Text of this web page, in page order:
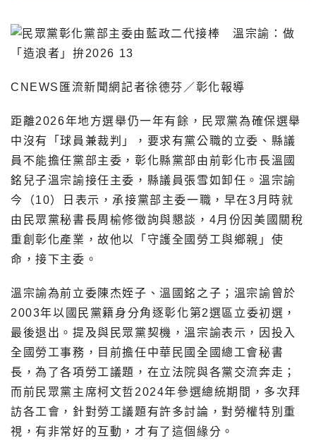
CNEWS匯流新聞網記者徐德芬／彰化報導
距離2026年地方選舉仍一年有餘，民眾黨為確保選舉
中沒有「球員兼裁判」，要求有黨公職的立委、縣議
員不能擔任黨部主委，彰化縣黨部由前彰化市長溫國
銘兒子溫宗諭接任主委，縣議員張雪如卸任。溫宗諭
今（10）日表示，承接黨部主委一職，早在3月時就
由民眾黨秘書長周榆修徵詢與懇談，4月份因美國關稅
重創彰化產業，故他以「守護全國勞工與鄉親」使
命，接下主委。
溫宗諭為前立委陳杰姪子、溫國銘之子；溫宗諭曾於
2003年以國民黨籍身分角逐彰化第2選區立委初選，
最後退出。提及與民眾黨契機，溫宗諭表示，因投入
全國勞工事務，目前擔任中華民國全國總工會秘書
長，為了各項勞工議題，在立法院與各黨交流奔走；
而前民眾黨主席柯文哲2024年參選總統期間，多次拜
訪各工會，針對勞工議題有許多討論，對勞權特別重
視，有非常好的互動，才有了這個緣分。